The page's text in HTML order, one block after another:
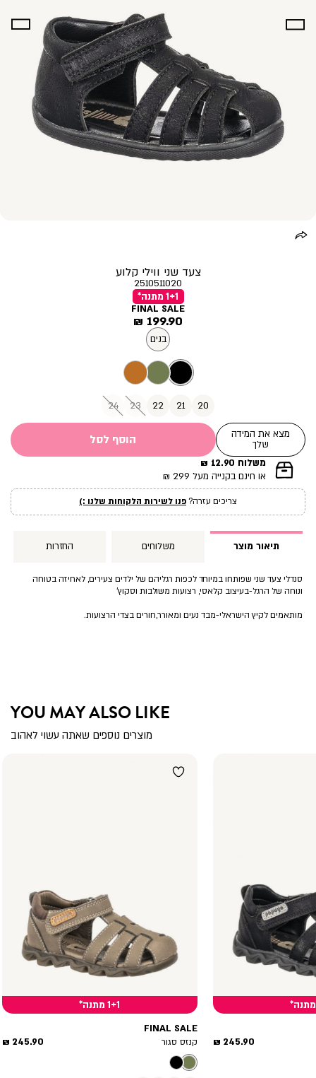
צעד שני ווילי קלוע
2510511020
1+1 מתנה*
FINAL SALE
מחיר
מוצר
199.90 ₪
בנים
20
21
22
23
24
מצא את המידה
שלך
הוסף לסל
|
תומך
עמוד
מוצר
משלוח 12.90 ₪
או חינם בקנייה מעל 299 ₪
צריכים עזרה?פנו לשירות הלקוחות שלנו :)
תיאור מוצר משלוחים החזרות
סנדלי צעד שני שפותחו במיוחד לכפות רגליהם של ילדים צעירים, לאחיזה בטוחה
ונוחה של הרגל-בעיצוב קלאסי, רצועות משולבות וסקוץ’
מותאמים לקיץ הישראלי-מבד נעים ומאורר,חורים בצדי הרצועות.
YOU MAY ALSO LIKE
מוצרים נוספים שאתה עשוי לאהוב
מחיר
245.90 ₪
1+1 מתנה*
FINAL SALE
קנזס סגור
מחיר
245.90 ₪